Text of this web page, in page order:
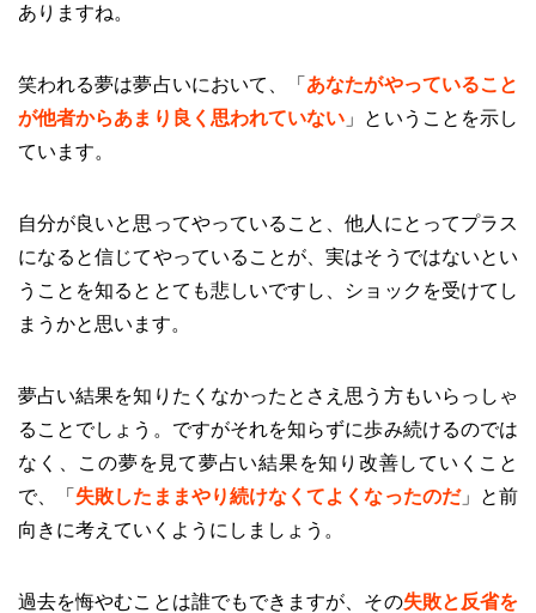
ありますね。
笑われる夢は夢占いにおいて、「 あなたがやっていること
が他者からあまり良く思われていない 」ということを示し
ています。
自分が良いと思ってやっていること、他人にとってプラス
になると信じてやっていることが、実はそうではないとい
うことを知るととても悲しいですし、ショックを受けてし
まうかと思います。
夢占い結果を知りたくなかったとさえ思う方もいらっしゃ
ることでしょう。ですがそれを知らずに歩み続けるのでは
なく、この夢を見て夢占い結果を知り改善していくこと
で、「 失敗したままやり続けなくてよくなったのだ」と前
向きに考えていくようにしましょう。
過去を悔やむことは誰でもできますが、その失敗と反省を